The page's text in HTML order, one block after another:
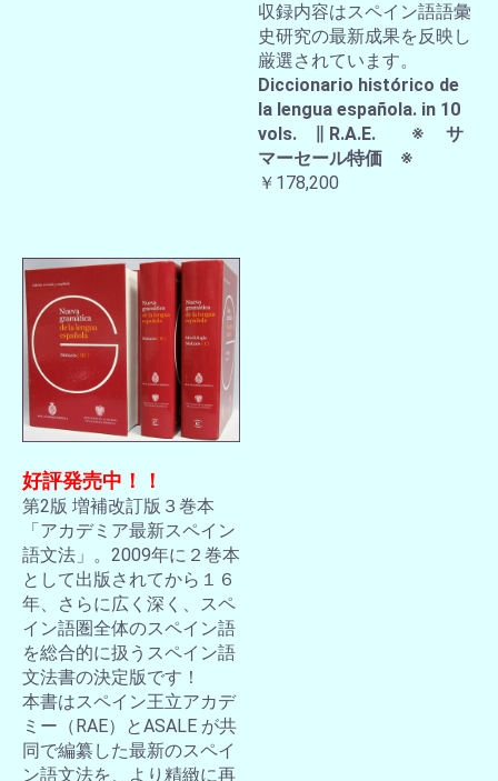
収録内容はスペイン語語彙
史研究の最新成果を反映し
厳選されています。
Diccionario histórico de
la lengua española. in 10
vols. ∥ R.A.E. ※ サ
マーセール特価 ※
￥178,200
好評発売中！！
第2版 増補改訂版３巻本
「アカデミア最新スペイン
語文法」。2009年に２巻本
として出版されてから１６
年、さらに広く深く、スペ
イン語圏全体のスペイン語
を総合的に扱うスペイン語
文法書の決定版です！
本書はスペイン王立アカデ
ミー（RAE）とASALE が共
同で編纂した最新のスペイ
ン語文法を、より精緻に再